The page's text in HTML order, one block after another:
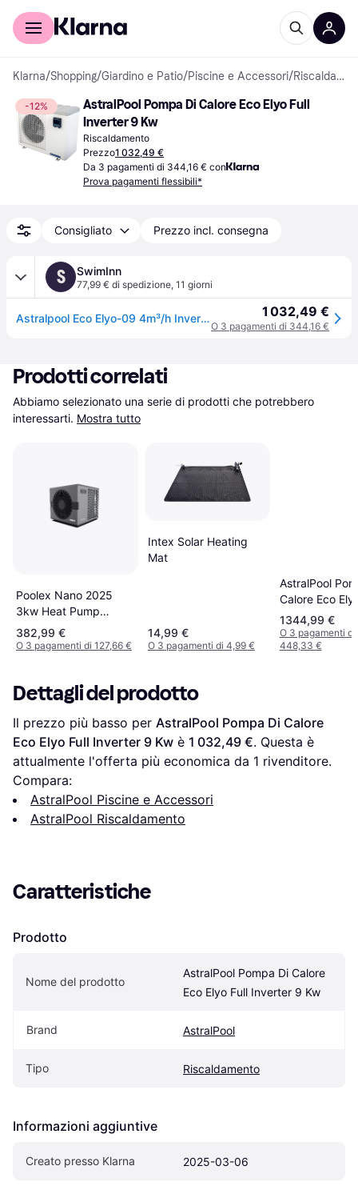
Per il tuo shopping
Klarna/Shopping/Giardino e Patio/Piscine e Accessori/ Riscaldamento
-12%
AstralPool Pompa Di Calore Eco Elyo Full
Inverter 9 Kw
Riscaldamento
Prezzo1 032,49 €
Da 3 pagamenti di 344,16 € con
Prova pagamenti flessibili*
Consigliato Prezzo incl. consegna
S SwimInn
77,99 € di spedizione, 11 giorni
Astralpool Eco Elyo-09 4m³/h Inverter Heat Pump Argento 1 032,49 €
O 3 pagamenti di 344,16 €
Prodotti correlati
Abbiamo selezionato una serie di prodotti che potrebbero
interessarti. Mostra tutto
Poolex Nano 2025
3kw Heat Pump
Argento
382,99 €
O 3 pagamenti di 127,66 €
Intex Solar Heating
Mat
14,99 €
O 3 pagamenti di 4,99 €
AstralPool
Calore Eco
Inverter 13 Kw
1344,99 €
O 3 pagamenti di
448,33 €
Dettagli del prodotto
Il prezzo più basso per AstralPool Pompa Di Calore
Eco Elyo Full Inverter 9 Kw è 1 032,49 €. Questa è
attualmente l'offerta più economica da 1 rivenditore.
Compara:
AstralPool Piscine e Accessori
AstralPool Riscaldamento
Caratteristiche
Prodotto
Nome del prodotto
AstralPool Pompa Di Calore
Eco Elyo Full Inverter 9 Kw
Brand AstralPool
Tipo Riscaldamento
Informazioni aggiuntive
Creato presso Klarna 2025-03-06